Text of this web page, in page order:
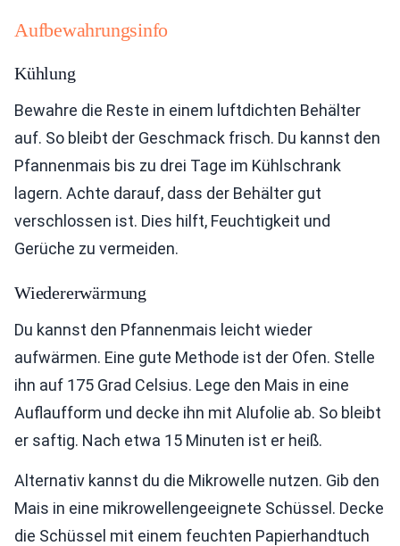
Aufbewahrungsinfo
Kühlung
Bewahre die Reste in einem luftdichten Behälter
auf. So bleibt der Geschmack frisch. Du kannst den
Pfannenmais bis zu drei Tage im Kühlschrank
lagern. Achte darauf, dass der Behälter gut
verschlossen ist. Dies hilft, Feuchtigkeit und
Gerüche zu vermeiden.
Wiedererwärmung
Du kannst den Pfannenmais leicht wieder
aufwärmen. Eine gute Methode ist der Ofen. Stelle
ihn auf 175 Grad Celsius. Lege den Mais in eine
Auflaufform und decke ihn mit Alufolie ab. So bleibt
er saftig. Nach etwa 15 Minuten ist er heiß.
Alternativ kannst du die Mikrowelle nutzen. Gib den
Mais in eine mikrowellengeeignete Schüssel. Decke
die Schüssel mit einem feuchten Papierhandtuch